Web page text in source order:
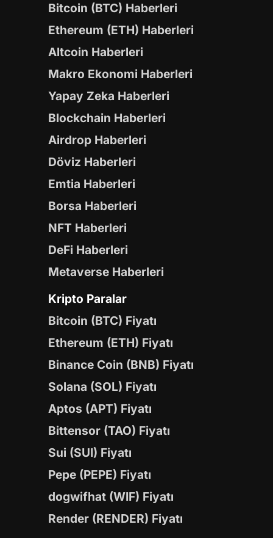
Bitcoin (BTC) Haberleri
Ethereum (ETH) Haberleri
Altcoin Haberleri
Makro Ekonomi Haberleri
Yapay Zeka Haberleri
Blockchain Haberleri
Airdrop Haberleri
Döviz Haberleri
Emtia Haberleri
Borsa Haberleri
NFT Haberleri
DeFi Haberleri
Metaverse Haberleri
Kripto Paralar
Bitcoin (BTC) Fiyatı
Ethereum (ETH) Fiyatı
Binance Coin (BNB) Fiyatı
Solana (SOL) Fiyatı
Aptos (APT) Fiyatı
Bittensor (TAO) Fiyatı
Sui (SUI) Fiyatı
Pepe (PEPE) Fiyatı
dogwifhat (WIF) Fiyatı
Render (RENDER) Fiyatı